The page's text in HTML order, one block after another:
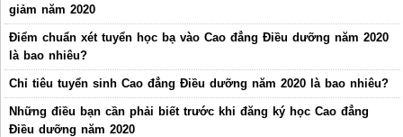
giảm năm 2020
Điểm chuẩn xét tuyển học bạ vào Cao đẳng Điều dưỡng năm 2020
là bao nhiêu?
Chỉ tiêu tuyển sinh Cao đẳng Điều dưỡng năm 2020 là bao nhiêu?
Những điều bạn cần phải biết trước khi đăng ký học Cao đẳng
Điều dưỡng năm 2020